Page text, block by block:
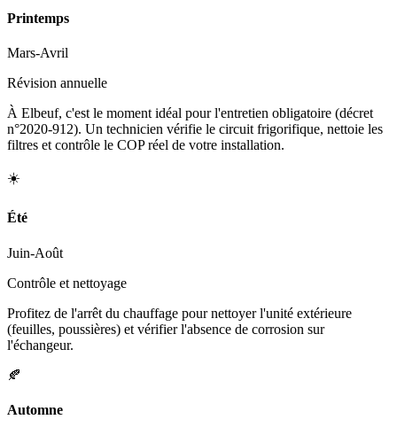
Printemps
Mars-Avril
Révision annuelle
À Elbeuf, c'est le moment idéal pour l'entretien obligatoire (décret
n°2020-912). Un technicien vérifie le circuit frigorifique, nettoie les
filtres et contrôle le COP réel de votre installation.
☀️
Été
Juin-Août
Contrôle et nettoyage
Profitez de l'arrêt du chauffage pour nettoyer l'unité extérieure
(feuilles, poussières) et vérifier l'absence de corrosion sur
l'échangeur.
🍂
Automne